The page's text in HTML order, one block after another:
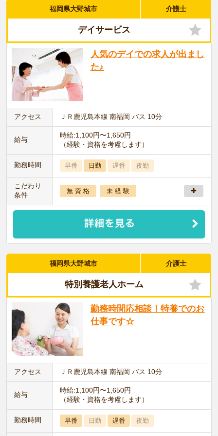
福岡県大野城市 介護士
デイサービス
人気のデイでの求人が出まし
た♪
アクセス ＪＲ鹿児島本線 南福岡 バス 10分
給与
時給:1,100円〜1,650円
（経験・資格を考慮します）
勤務時間 早番 日勤 遅番 夜勤
こだわり
条件
無 資 格 未 経 験
福岡県大野城市 介護士
特別養護老人ホーム
勤務時間応相談！特養でのお
仕事です☆
アクセス ＪＲ鹿児島本線 南福岡 バス 10分
給与
時給:1,100円〜1,650円
（経験・資格を考慮します）
勤務時間 早番 日勤 遅番 夜勤